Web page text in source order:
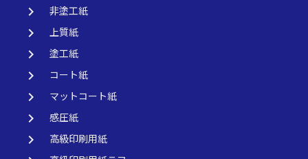
keyboard_arrow_right 非塗工紙
keyboard_arrow_right 上質紙
keyboard_arrow_right 塗工紙
keyboard_arrow_right コート紙
keyboard_arrow_right マットコート紙
keyboard_arrow_right 感圧紙
keyboard_arrow_right 高級印刷用紙